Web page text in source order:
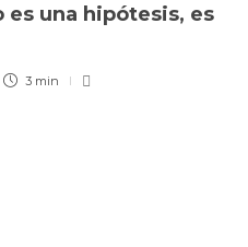
es una hipótesis, es
3 min